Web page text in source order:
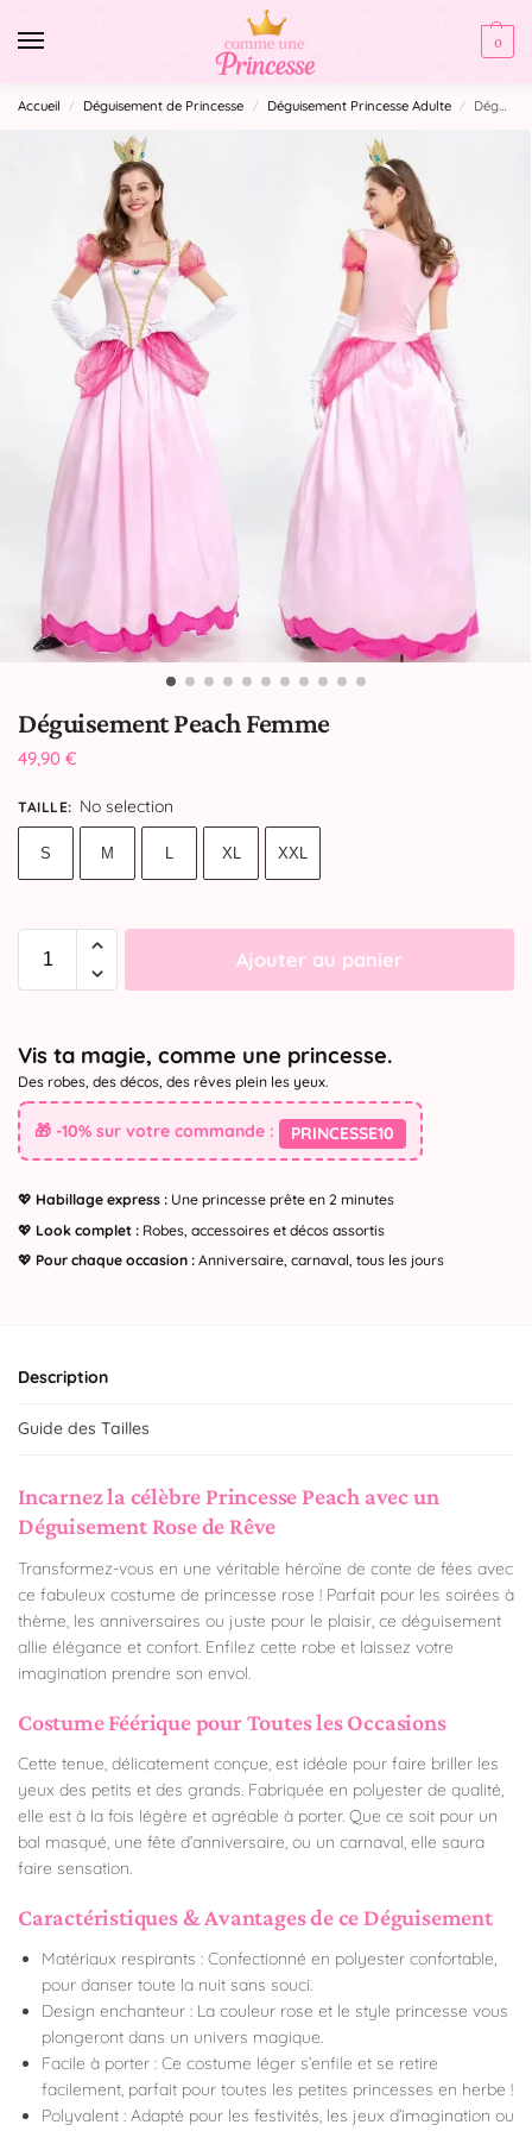
0
Accueil / Déguisement de Princesse / Déguisement Princesse Adulte / Déguisement Peach Femme
Déguisement Peach Femme
49,90 €
TAILLE: No selection
S M L XL XXL
Ajouter au panier
Vis ta magie, comme une princesse.
Des robes, des décos, des rêves plein les yeux.
🎁 -10% sur votre commande : PRINCESSE10
💖 Habillage express : Une princesse prête en 2 minutes
💖 Look complet : Robes, accessoires et décos assortis
💖 Pour chaque occasion : Anniversaire, carnaval, tous les jours
Description
Guide des Tailles
Incarnez la célèbre Princesse Peach avec un
Déguisement Rose de Rêve
Transformez-vous en une véritable héroïne de conte de fées avec
ce fabuleux costume de princesse rose ! Parfait pour les soirées à
thème, les anniversaires ou juste pour le plaisir, ce déguisement
allie élégance et confort. Enfilez cette robe et laissez votre
imagination prendre son envol.
Costume Féérique pour Toutes les Occasions
Cette tenue, délicatement conçue, est idéale pour faire briller les
yeux des petits et des grands. Fabriquée en polyester de qualité,
elle est à la fois légère et agréable à porter. Que ce soit pour un
bal masqué, une fête d’anniversaire, ou un carnaval, elle saura
faire sensation.
Caractéristiques & Avantages de ce Déguisement
Matériaux respirants : Confectionné en polyester confortable,
pour danser toute la nuit sans souci.
Design enchanteur : La couleur rose et le style princesse vous
plongeront dans un univers magique.
Facile à porter : Ce costume léger s’enfile et se retire
facilement, parfait pour toutes les petites princesses en herbe !
Polyvalent : Adapté pour les festivités, les jeux d’imagination ou